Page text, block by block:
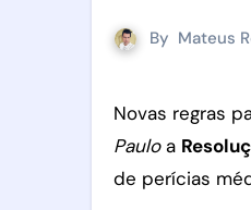
By Mateus
Novas regras
Pauloa
de perícias